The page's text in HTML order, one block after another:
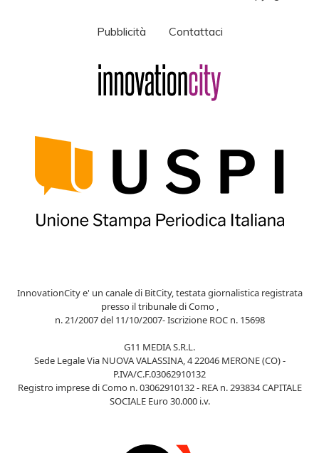
Pubblicità Contattaci
InnovationCity e' un canale di BitCity, testata giornalistica registrata
presso il tribunale di Como ,
n. 21/2007 del 11/10/2007- Iscrizione ROC n. 15698
G11 MEDIA S.R.L.
Sede Legale Via NUOVA VALASSINA, 4 22046 MERONE (CO) -
P.IVA/C.F.03062910132
Registro imprese di Como n. 03062910132 - REA n. 293834 CAPITALE
SOCIALE Euro 30.000 i.v.